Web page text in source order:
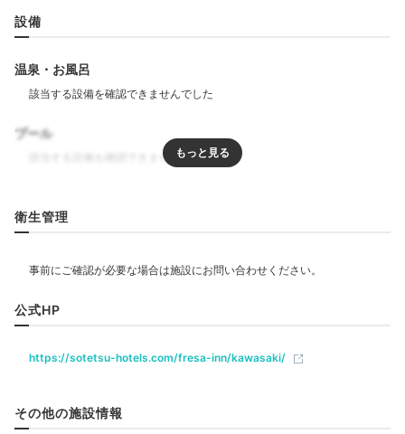
設備
温泉・お風呂
プール
飲食
ベビー＆子供関連
ベビーベッド ベッドガード
部屋情報
衛生管理
公式HP
https://sotetsu-hotels.com/fresa-inn/kawasaki/
その他の施設情報